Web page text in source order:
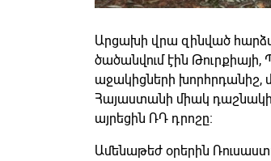
Արցախի վրա զինված
ծածանվում էին Թուրքիայի,
աջակիցների խորհրդանիշ,
Հայաստանի միակ
այրեցին ՌԴ դրոշը։
Ամենաթեժ օրերին